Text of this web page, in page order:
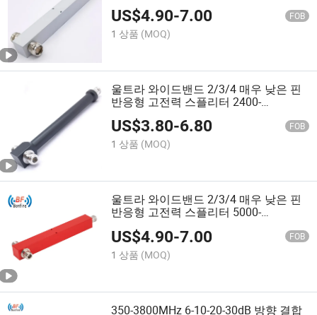
US$4.90-7.00 FOB
1 상품 (MOQ)
울트라 와이드밴드 2/3/4 매우 낮은 핀
반응형 고전력 스플리터 2400-
6000MHz N F
US$3.80-6.80 FOB
1 상품 (MOQ)
울트라 와이드밴드 2/3/4 매우 낮은 핀
반응형 고전력 스플리터 5000-
US$4.90-7.00 FOB
1 상품 (MOQ)
350-3800MHz 6-10-20-30dB 방향 결합